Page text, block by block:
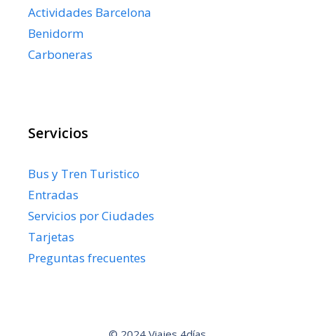
Actividades Barcelona
Benidorm
Carboneras
Servicios
Bus y Tren Turistico
Entradas
Servicios por Ciudades
Tarjetas
Preguntas frecuentes